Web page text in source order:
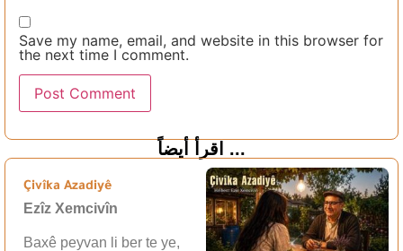
Save my name, email, and website in this browser for
the next time I comment.
اقرأ أيضاً ...
Çivîka Azadiyê
Ezîz Xemcivîn
Baxê peyvan li ber te ye,